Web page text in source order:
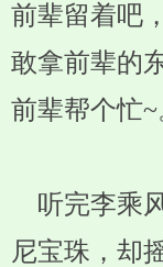
前辈留着吧
敢拿前辈的
前辈帮个忙~
听完李乘
尼宝珠，却